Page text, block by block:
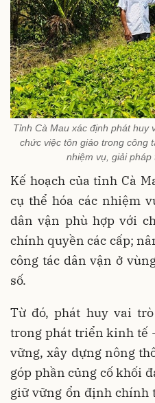
Tỉnh Cà Mau xác định phát huy
chức việc tôn giáo trong công
nhiệm vụ, giải
Kế hoạch của tỉnh Cà
cụ thể hóa các nhiệm
dân vận phù hợp với
chính quyền các cấp;
công tác dân vận ở
số.
Từ đó, phát huy vai
trong phát triển kinh tế
vững, xây dựng nông
góp phần củng cố khối
giữ vững ổn định chính